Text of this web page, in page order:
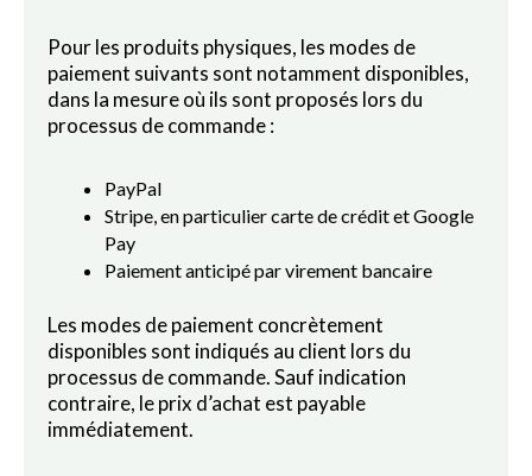
Pour les produits physiques, les modes de
paiement suivants sont notamment disponibles,
dans la mesure où ils sont proposés lors du
processus de commande :
PayPal
Stripe, en particulier carte de crédit et Google
Pay
Paiement anticipé par virement bancaire
Les modes de paiement concrètement
disponibles sont indiqués au client lors du
processus de commande. Sauf indication
contraire, le prix d’achat est payable
immédiatement.